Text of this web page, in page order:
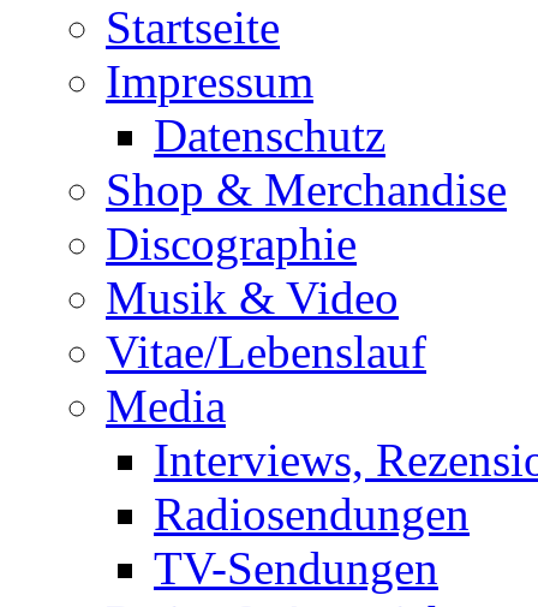
Startseite
Impressum
Datenschutz
Shop & Merchandise
Discographie
Musik & Video
Vitae/Lebenslauf
Media
Interviews,
Radiosendungen
TV-Sendungen